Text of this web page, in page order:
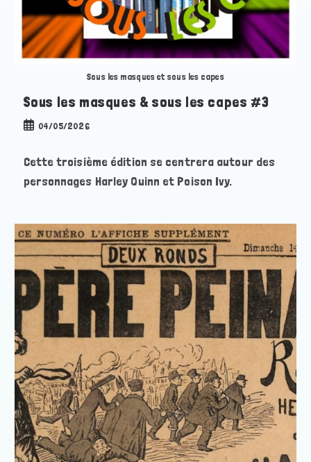
Sous les masques et sous les capes
Sous les masques & sous les capes #3
Publication
04/05/2026
Cette troisième édition se centrera autour des
personnages Harley Quinn et Poison Ivy.